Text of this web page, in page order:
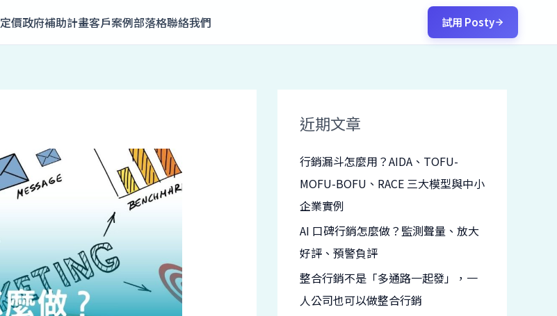
定價政府補助計畫客戶案例部落格聯絡我們 試用 Posty
近期文章
行銷漏斗怎麼用？AIDA、TOFU-
MOFU-BOFU、RACE 三大模型與中小
企業實例
AI 口碑行銷怎麼做？監測聲量、放大
好評、預警負評
整合行銷不是「多通路一起發」，一
人公司也可以做整合行銷